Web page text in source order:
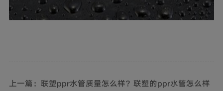
上一篇：联塑ppr水管质量怎么样？联塑的ppr水管怎么样